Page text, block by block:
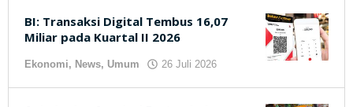
BI: Transaksi Digital Tembus 16,07
Miliar pada Kuartal II 2026
Ekonomi, News, Umum 26 Juli 2026